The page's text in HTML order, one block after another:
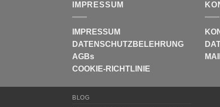
IMPRESSUM
IMPRESSUM
DATENSCHUTZBELEHRUNG
AGBs
COOKIE-RICHTLINIE
BLOG